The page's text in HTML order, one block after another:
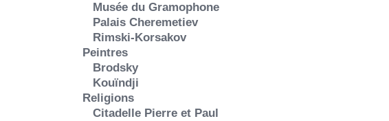
Musée du Gramophone
Palais Cheremetiev
Rimski-Korsakov
Peintres
Brodsky
Kouïndji
Religions
Citadelle Pierre et Paul